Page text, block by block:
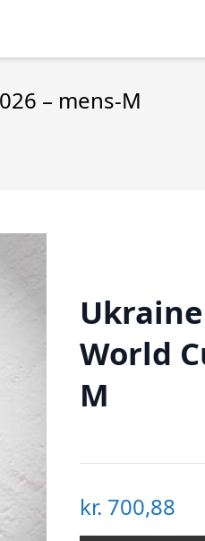
– mens-M
World
M
kr. 700,88